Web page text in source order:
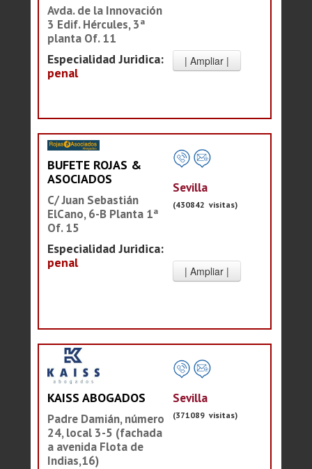
Avda. de la Innovación
3 Edif. Hércules, 3ª
planta Of. 11
Especialidad Juridica:
penal
BUFETE ROJAS &
ASOCIADOS
C/ Juan Sebastián
ElCano, 6-B Planta 1ª
Of. 15
Especialidad Juridica:
penal
Sevilla
(430842 visitas)
KAISS ABOGADOS
Padre Damián, número
24, local 3-5 (fachada
a avenida Flota de
Indias,16)
Sevilla
(371089 visitas)